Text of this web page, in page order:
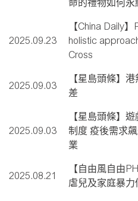
命的禮物如何永
2025.09.23
【China Daily
holistic
Cross
2025.09.03
【星島頭條】
差
2025.09.03
【星島頭條】
制度 疫後需求
業
2025.08.21
【自由風自由
虐兒及家庭暴